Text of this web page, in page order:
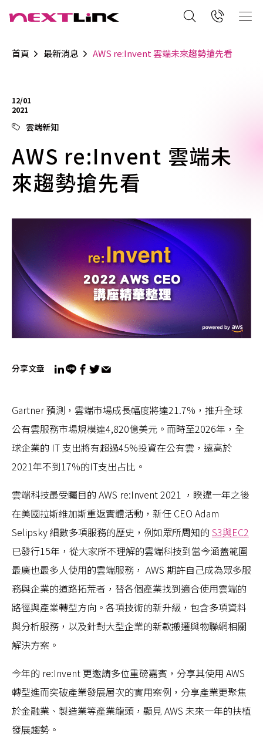
首頁 最新消息 AWS re:Invent 雲端未來趨勢搶先看
12/01
2021
雲端新知
AWS re:Invent 雲端未
來趨勢搶先看
分享文章
Gartner 預測，雲端市場成長幅度將達21.7%，推升全球
公有雲服務市場規模達4,820億美元。而時至2026年，全
球企業的 IT 支出將有超過45%投資在公有雲，遠高於
2021年不到17%的IT支出占比。
雲端科技最受矚目的 AWS re:Invent 2021 ，睽違一年之後
在美國拉斯維加斯重返實體活動，新任 CEO Adam
Selipsky 細數多項服務的歷史，例如眾所周知的 S3與EC2
已發行15年，從大家所不理解的雲端科技到當今涵蓋範圍
最廣也最多人使用的雲端服務， AWS 期許自己成為眾多服
務與企業的道路拓荒者​​，替各個產業找到適合使用雲端的
路徑與產業轉型方向。各項技術的新升級，包含多項資料
與分析服務，以及針對大型企業的新款搬遷與物聯網相關
解決方案。
今年的 re:Invent 更邀請多位重磅嘉賓，分享其使用 AWS
轉型進而突破產業發展層次的實用案例，分享產業更聚焦
於金融業、製造業等產業龍頭，顯見 AWS 未來一年的扶植
發展趨勢。